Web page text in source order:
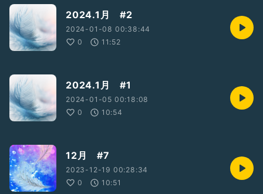
2024.1月 #2
2024-01-08 00:38:44
0
11:52
2024.1月 #1
2024-01-05 00:18:08
0
10:54
12月 #7
2023-12-19 00:28:34
0
10:51